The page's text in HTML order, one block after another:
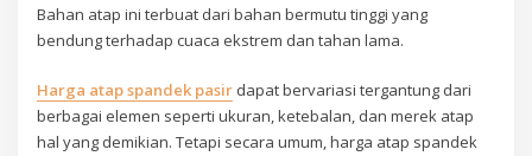
Bahan atap ini terbuat dari bahan bermutu tinggi yang
bendung terhadap cuaca ekstrem dan tahan lama.
Harga atap spandek pasir dapat bervariasi tergantung dari
berbagai elemen seperti ukuran, ketebalan, dan merek atap
hal yang demikian. Tetapi secara umum, harga atap spandek